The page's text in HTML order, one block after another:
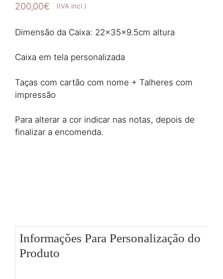
200,00€ (IVA incl.)
Dimensão da Caixa: 22x35x9.5cm altura
Caixa em tela personalizada
Taças com cartão com nome + Talheres com
impressão
Para alterar a cor indicar nas notas, depois de
finalizar a encomenda.
Informações Para Personalização do
Produto